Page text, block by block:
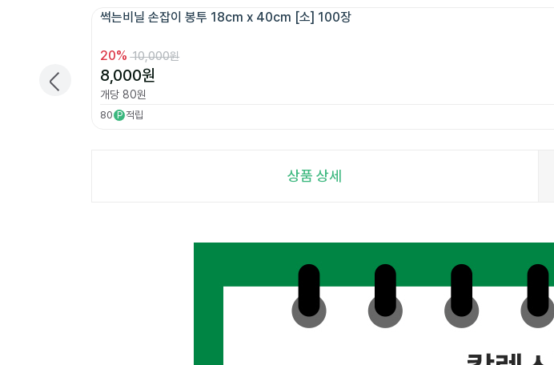
썩는비닐 손잡이 봉투 18cm x 40cm [소] 100장
20% 10,000원
8,000원
개당 80원
80 P 적립
상품 상세